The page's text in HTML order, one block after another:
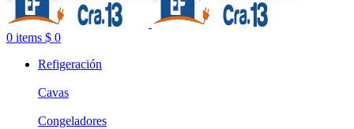
0 items $ 0
Refigeración
Cavas
Congeladores